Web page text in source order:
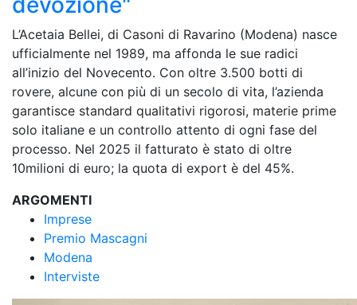
L’Acetaia Bellei, di Casoni di Ravarino (Modena) nasce
ufficialmente nel 1989, ma affonda le sue radici
all’inizio del Novecento. Con oltre 3.500 botti di
rovere, alcune con più di un secolo di vita, l’azienda
garantisce standard qualitativi rigorosi, materie prime
solo italiane e un controllo attento di ogni fase del
processo. Nel 2025 il fatturato è stato di oltre
10milioni di euro; la quota di export è del 45%.
ARGOMENTI
Imprese
Premio Mascagni
Modena
Interviste